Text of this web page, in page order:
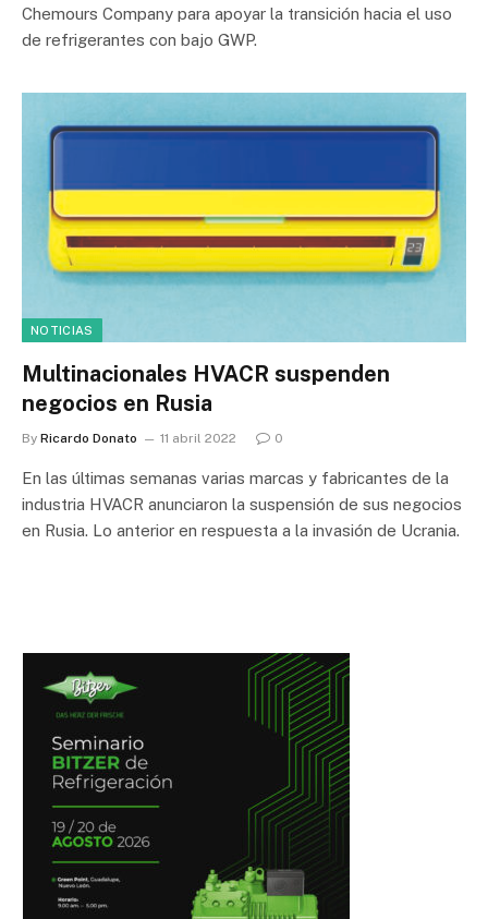
Chemours Company para apoyar la transición hacia el uso
de refrigerantes con bajo GWP.
NOTICIAS
Multinacionales HVACR suspenden
negocios en Rusia
By Ricardo Donato 11 abril 2022 0
En las últimas semanas varias marcas y fabricantes de la
industria HVACR anunciaron la suspensión de sus negocios
en Rusia. Lo anterior en respuesta a la invasión de Ucrania.